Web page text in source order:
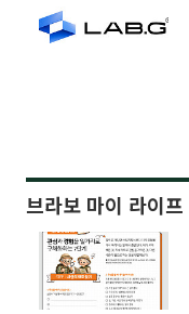
브라보 마이 라이프